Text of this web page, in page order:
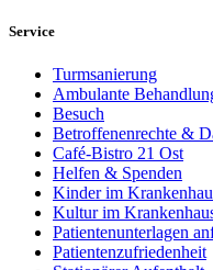
Service
Turmsanierung
Ambulante
Besuch
Betroffenenrechte &
Café-Bistro 21 Ost
Helfen & Spenden
Kinder im
Kultur im
Patientenunterlagen
Patientenzufriedenheit